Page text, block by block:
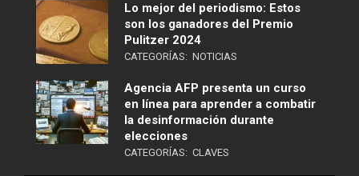
Lo mejor del periodismo: Estos
son los ganadores del Premio
Pulitzer 2024
CATEGORÍAS: NOTICIAS
Agencia AFP presenta un curso
en línea para aprender a combatir
la desinformación durante
elecciones
CATEGORÍAS: CLAVES